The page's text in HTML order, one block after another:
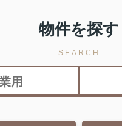
物件を探す
SEARCH
用